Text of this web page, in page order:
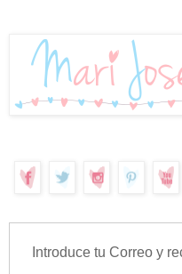
Introduce tu Correo y